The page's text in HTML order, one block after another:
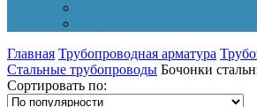
Главная Трубопроводная арматура
Стальные трубопроводы Бочонки
Сортировать по: